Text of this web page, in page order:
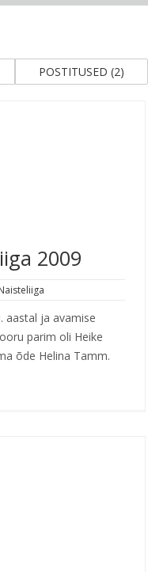
POSTITUSED (2)
2009
aastal ja avamise
parim oli Heike
õde Helina Tamm.